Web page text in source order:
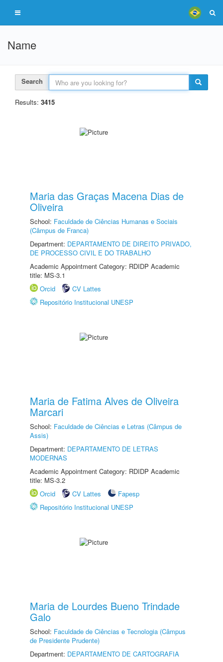
Name
Search
Results: 3415
Maria das Graças Macena Dias de
Oliveira
School: Faculdade de Ciências Humanas e Sociais
(Câmpus de Franca)
Department: DEPARTAMENTO DE DIREITO PRIVADO,
DE PROCESSO CIVIL E DO TRABALHO
Academic Appointment Category: RDIDP Academic
title: MS-3.1
Orcid
CV Lattes
Repositório Institucional UNESP
Maria de Fatima Alves de Oliveira
Marcari
School: Faculdade de Ciências e Letras (Câmpus de
Assis)
Department: DEPARTAMENTO DE LETRAS
MODERNAS
Academic Appointment Category: RDIDP Academic
title: MS-3.2
Orcid
CV Lattes
Fapesp
Repositório Institucional UNESP
Maria de Lourdes Bueno Trindade
Galo
School: Faculdade de Ciências e Tecnologia (Câmpus
de Presidente Prudente)
Department: DEPARTAMENTO DE CARTOGRAFIA